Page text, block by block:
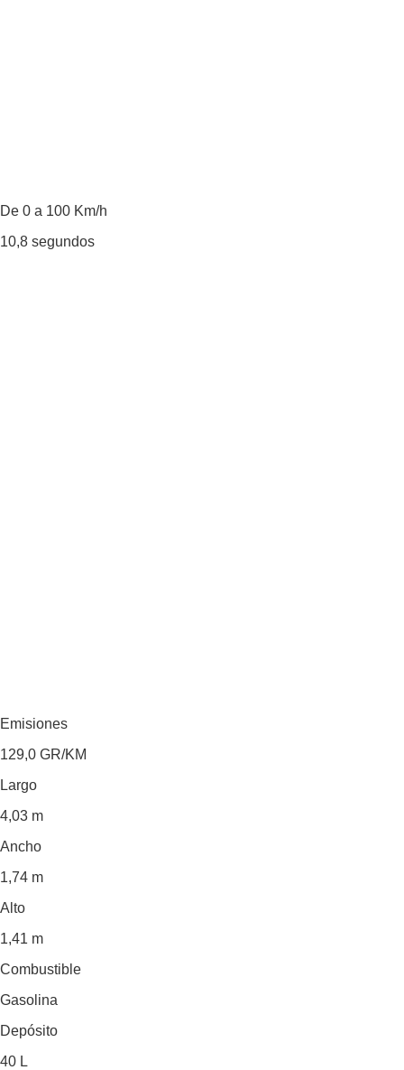
De 0 a 100 Km/h
10,8 segundos
Emisiones
129,0 GR/KM
Largo
4,03 m
Ancho
1,74 m
Alto
1,41 m
Combustible
Gasolina
Depósito
40 L